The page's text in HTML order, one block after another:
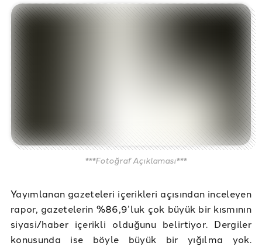
***Fotoğraf Açıklaması***
Yayımlanan gazeteleri içerikleri açısından inceleyen
rapor, gazetelerin %86,9’luk çok büyük bir kısmının
siyasi/haber içerikli olduğunu belirtiyor. Dergiler
konusunda ise böyle büyük bir yığılma yok.